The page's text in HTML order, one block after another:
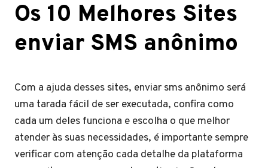
Os 10 Melhores Sites
enviar SMS anônimo
Com a ajuda desses sites, enviar sms anônimo será
uma tarada fácil de ser executada, confira como
cada um deles funciona e escolha o que melhor
atender às suas necessidades, é importante sempre
verificar com atenção cada detalhe da plataforma